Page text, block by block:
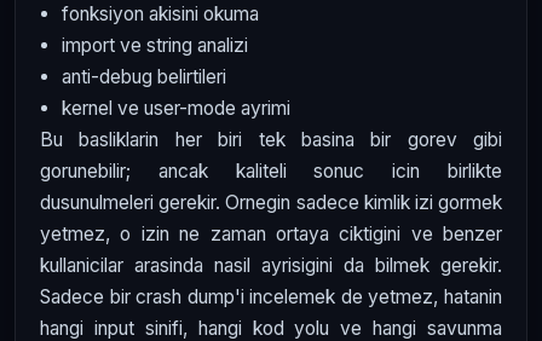
fonksiyon akisini okuma
import ve string analizi
anti-debug belirtileri
kernel ve user-mode ayrimi
Bu basliklarin her biri tek basina bir gorev gibi
gorunebilir; ancak kaliteli sonuc icin birlikte
dusunulmeleri gerekir. Ornegin sadece kimlik izi gormek
yetmez, o izin ne zaman ortaya ciktigini ve benzer
kullanicilar arasinda nasil ayrisigini da bilmek gerekir.
Sadece bir crash dump'i incelemek de yetmez, hatanin
hangi input sinifi, hangi kod yolu ve hangi savunma